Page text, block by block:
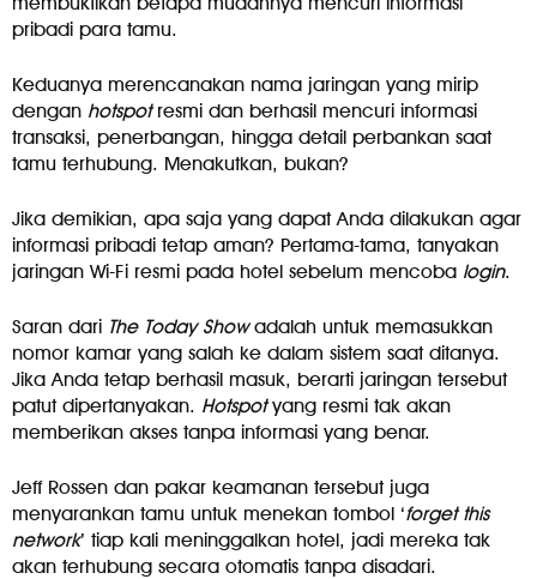
pribadi para tamu.
Keduanya merencanakan nama jaringan yang mirip
dengan hotspotresmi dan berhasil mencuri informasi
transaksi, penerbangan, hingga detail perbankan saat
tamu terhubung. Menakutkan, bukan?
Jika demikian, apa saja yang dapat Anda dilakukan agar
informasi pribadi tetap aman? Pertama-tama, tanyakan
jaringan Wi-Fi resmi pada hotel sebelum mencoba login.
Saran dari The Today Showadalah untuk memasukkan
nomor kamar yang salah ke dalam sistem saat ditanya.
Jika Anda tetap berhasil masuk, berarti jaringan tersebut
patut dipertanyakan. Hotspotyang resmi tak akan
memberikan akses tanpa informasi yang benar.
Jeff Rossen dan pakar keamanan tersebut juga
menyarankan tamu untuk menekan tombol ‘forget this
network’ tiap kali meninggalkan hotel, jadi mereka tak
akan terhubung secara otomatis tanpa disadari.